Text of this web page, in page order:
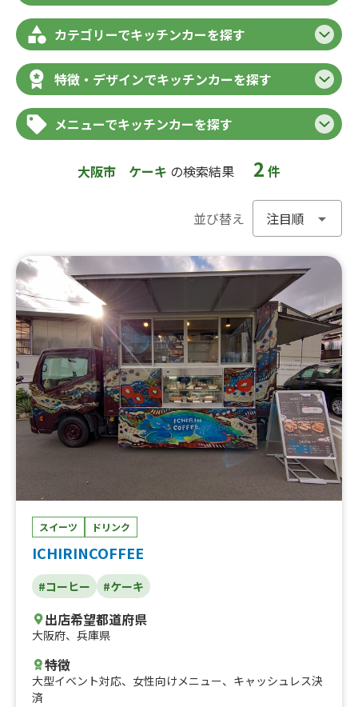
カテゴリーでキッチンカーを探す
特徴・デザインでキッチンカーを探す
メニューでキッチンカーを探す
大阪市 ケーキ の検索結果 2 件
並び替え
スイーツ ドリンク
ICHIRINCOFFEE
#コーヒー #ケーキ
出店希望都道府県
大阪府、 兵庫県
特徴
大型イベント対応、 女性向けメニュー、 キャッシュレス決
済